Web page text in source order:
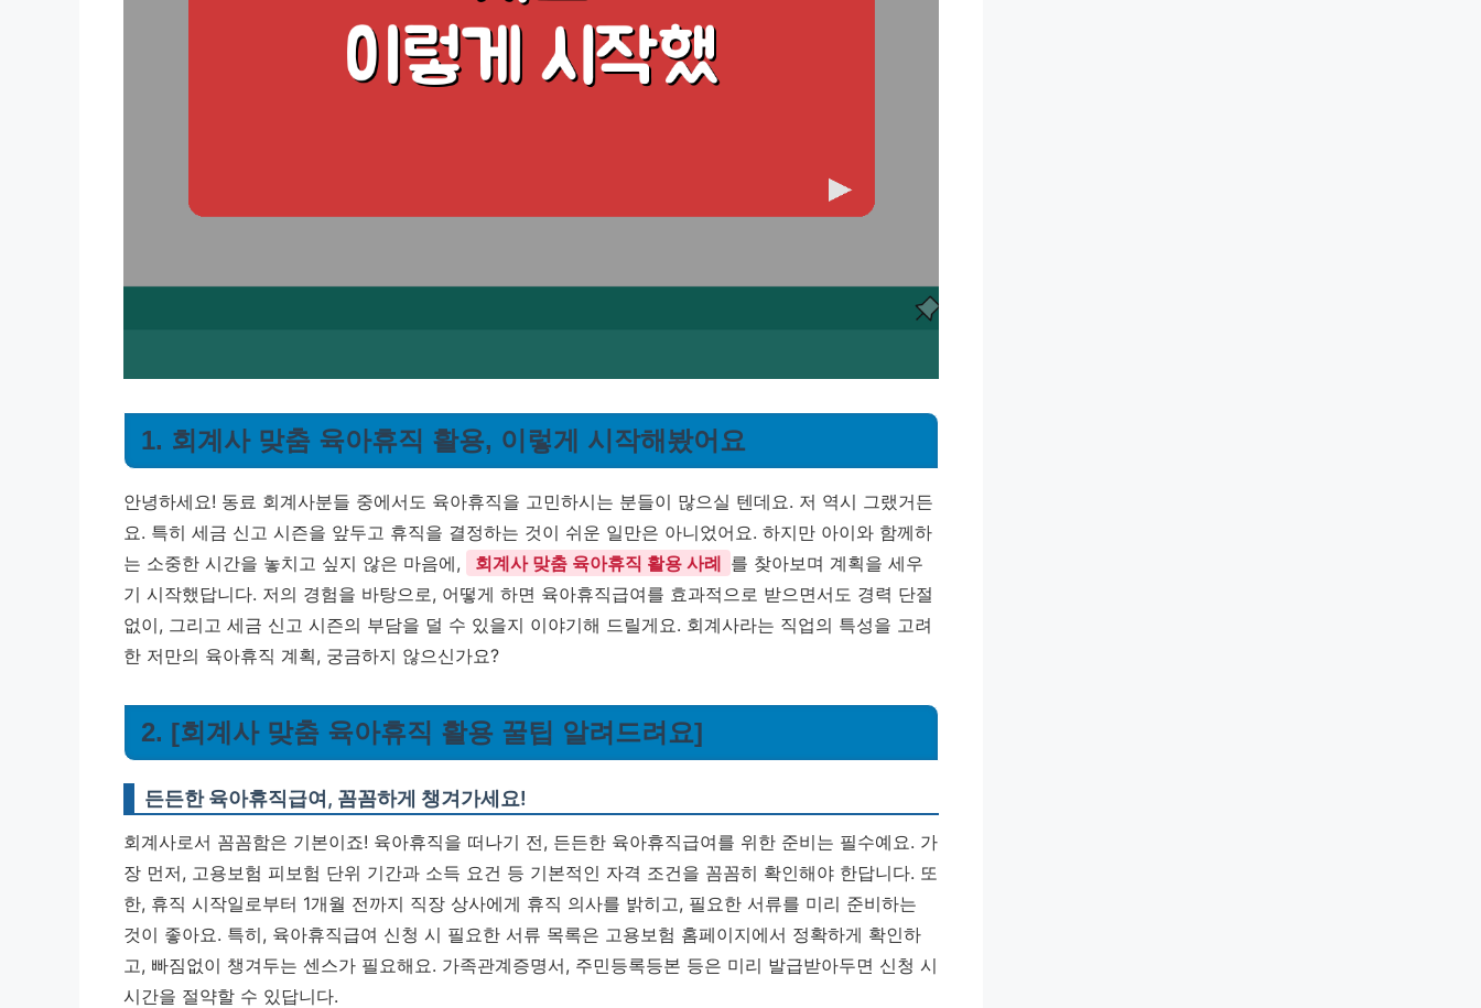
1. 회계사 맞춤 육아휴직 활용, 이렇게 시작해봤어요
안녕하세요! 동료 회계사분들 중에서도 육아휴직을 고민하시는 분들이 많으실 텐데요. 저 역시 그랬거든
요. 특히 세금 신고 시즌을 앞두고 휴직을 결정하는 것이 쉬운 일만은 아니었어요. 하지만 아이와 함께하
는 소중한 시간을 놓치고 싶지 않은 마음에,
회계사 맞춤 육아휴직 활용 사례 를 찾아보며 계획을 세우
기 시작했답니다. 저의 경험을 바탕으로, 어떻게 하면 육아휴직급여를 효과적으로 받으면서도 경력 단절
없이, 그리고 세금 신고 시즌의 부담을 덜 수 있을지 이야기해 드릴게요. 회계사라는 직업의 특성을 고려
한 저만의 육아휴직 계획, 궁금하지 않으신가요?
2. [회계사 맞춤 육아휴직 활용 꿀팁 알려드려요]
든든한 육아휴직급여, 꼼꼼하게 챙겨가세요!
회계사로서 꼼꼼함은 기본이죠! 육아휴직을 떠나기 전, 든든한 육아휴직급여를 위한 준비는 필수예요. 가
장 먼저, 고용보험 피보험 단위 기간과 소득 요건 등 기본적인 자격 조건을 꼼꼼히 확인해야 한답니다. 또
한, 휴직 시작일로부터 1개월 전까지 직장 상사에게 휴직 의사를 밝히고, 필요한 서류를 미리 준비하는
것이 좋아요. 특히, 육아휴직급여 신청 시 필요한 서류 목록은 고용보험 홈페이지에서 정확하게 확인하
고, 빠짐없이 챙겨두는 센스가 필요해요. 가족관계증명서, 주민등록등본 등은 미리 발급받아두면 신청 시
시간을 절약할 수 있답니다.